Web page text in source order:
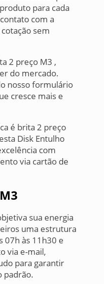
para cada
com a
sem
2 preço M3 ,
do mercado.
nosso formulário
cresce mais e
é brita 2 preço
Disk Entulho
com
via cartão de
sua energia
uma estrutura
07h às 11h30 e
via e-mail,
para garantir
padrão.